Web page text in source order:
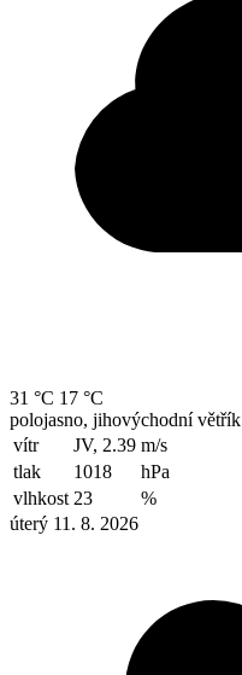
31 °C 17 °C
polojasno, jihovýchodní větřík
vítr
JV, 2.39 m/s
tlak
1018
hPa
vlhkost 23
%
úterý 11. 8. 2026